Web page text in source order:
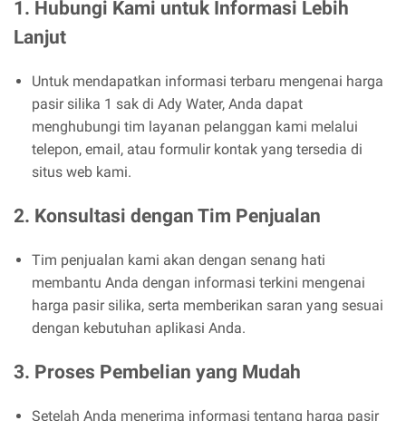
1. Hubungi Kami untuk Informasi Lebih
Lanjut
Untuk mendapatkan informasi terbaru mengenai harga
pasir silika 1 sak di Ady Water, Anda dapat
menghubungi tim layanan pelanggan kami melalui
telepon, email, atau formulir kontak yang tersedia di
situs web kami.
2. Konsultasi dengan Tim Penjualan
Tim penjualan kami akan dengan senang hati
membantu Anda dengan informasi terkini mengenai
harga pasir silika, serta memberikan saran yang sesuai
dengan kebutuhan aplikasi Anda.
3. Proses Pembelian yang Mudah
Setelah Anda menerima informasi tentang harga pasir